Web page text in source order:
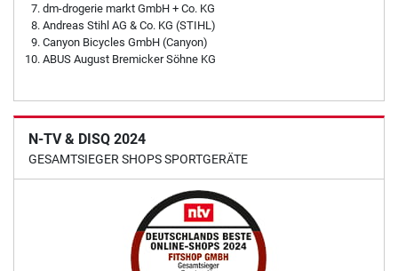
dm-drogerie markt GmbH + Co. KG
Andreas Stihl AG & Co. KG (STIHL)
Canyon Bicycles GmbH (Canyon)
ABUS August Bremicker Söhne KG
N-TV & DISQ 2024
GESAMTSIEGER SHOPS SPORTGERÄTE